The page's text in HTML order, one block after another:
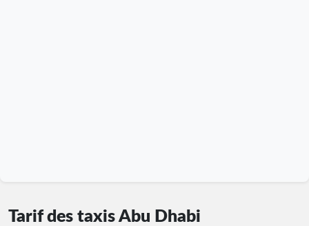
Tarif des taxis Abu Dhabi